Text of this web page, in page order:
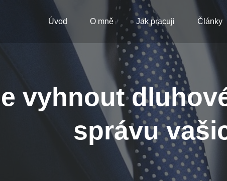
Úvod O mně Jak pracuji Články
vyhnout
správu